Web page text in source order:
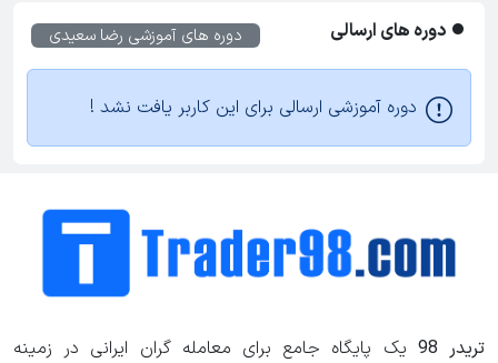
دوره های ارسالی دوره های آموزشی رضا سعیدی
دوره آموزشی ارسالی برای این کاربر یافت نشد !
تریدر 98
یک پایگاه جامع برای معامله گران ایرانی در زمینه